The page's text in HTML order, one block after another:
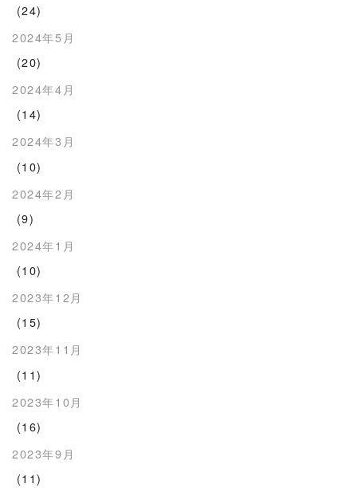
(24)
2024年5月
(20)
2024年4月
(14)
2024年3月
(10)
2024年2月
(9)
2024年1月
(10)
2023年12月
(15)
2023年11月
(11)
2023年10月
(16)
2023年9月
(11)